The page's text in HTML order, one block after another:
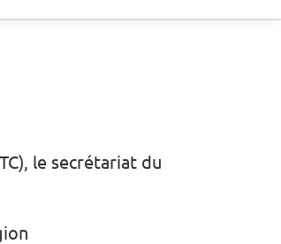
le secrétariat du